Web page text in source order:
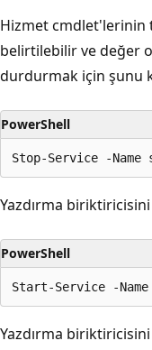
Hizmet cmdlet'lerinin
belirtilebilir ve değer
durdurmak için şunu
PowerShell
Yazdırma
PowerShell
Yazdırma